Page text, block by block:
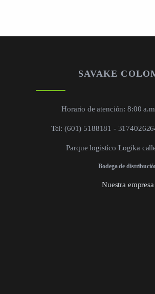
SAVAKE
Horario de atención: 8:00
Tel: (601) 5188181 -
Parque logistíco Logika
Bodega de
Nuestra empresa